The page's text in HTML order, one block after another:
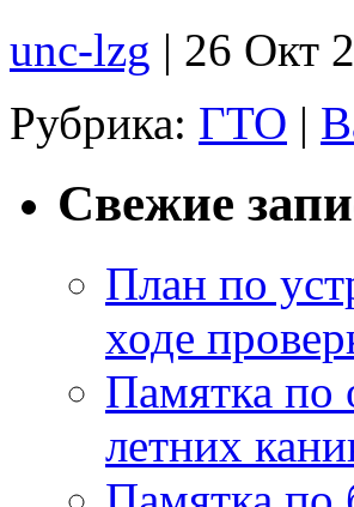
unc-lzg | 26 Окт
Рубрика: ГТО |
Свежие
План по
ходе
Памятка по
летних